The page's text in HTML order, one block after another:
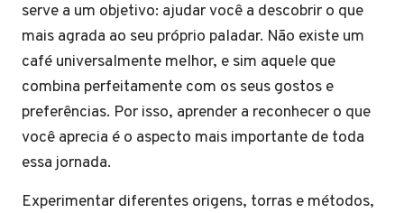
serve a um objetivo: ajudar você a descobrir o que
mais agrada ao seu próprio paladar. Não existe um
café universalmente melhor, e sim aquele que
combina perfeitamente com os seus gostos e
preferências. Por isso, aprender a reconhecer o que
você aprecia é o aspecto mais importante de toda
essa jornada.
Experimentar diferentes origens, torras e métodos,